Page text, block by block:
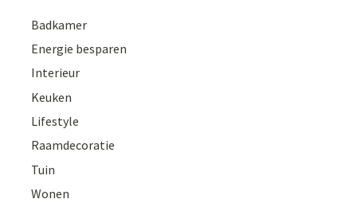
Badkamer
Energie besparen
Interieur
Keuken
Lifestyle
Raamdecoratie
Tuin
Wonen